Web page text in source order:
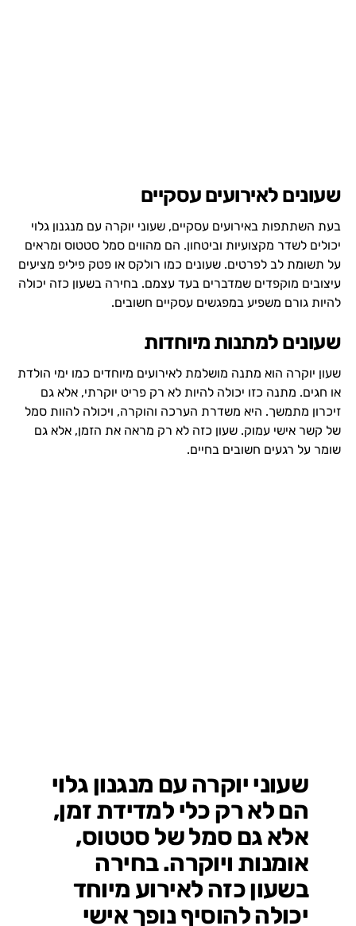
שעונים לאירועים עסקיים
בעת השתתפות באירועים עסקיים, שעוני יוקרה עם מנגנון גלוי
יכולים לשדר מקצועיות וביטחון. הם מהווים סמל סטטוס ומראים
על תשומת לב לפרטים. שעונים כמו רולקס או פטק פיליפ מציעים
עיצובים מוקפדים שמדברים בעד עצמם. בחירה בשעון כזה יכולה
להיות גורם משפיע במפגשים עסקיים חשובים.
שעונים למתנות מיוחדות
שעון יוקרה הוא מתנה מושלמת לאירועים מיוחדים כמו ימי הולדת
או חגים. מתנה כזו יכולה להיות לא רק פריט יוקרתי, אלא גם
זיכרון מתמשך. היא משדרת הערכה והוקרה, ויכולה להוות סמל
של קשר אישי עמוק. שעון כזה לא רק מראה את הזמן, אלא גם
שומר על רגעים חשובים בחיים.
שעוני יוקרה עם מנגנון גלוי
הם לא רק כלי למדידת זמן,
אלא גם סמל של סטטוס,
אומנות ויוקרה. בחירה
בשעון כזה לאירוע מיוחד
יכולה להוסיף נופך אישי